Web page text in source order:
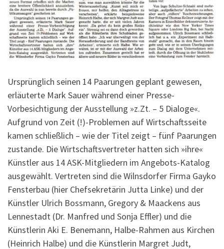
Ursprünglich seinen 14 Paarungen geplant gewesen,
erläuterte Mark Sauer während einer Presse-
Vorbesichtigung der Ausstellung »z.Zt. – 5 Dialoge«.
Aufgrund von Zeit (!)-Problemen auf Wirtschaftsseite
kamen schließlich – wie der Titel zeigt – fünf Paarungen
zustande. Die Wirtschaftsvertreter hatten sich »ihre«
Künstler aus 14 ASK-Mitgliedern im Angebots-Katalog
ausgewählt. Vertreten sind die Wilnsdorfer Firma Gayko
Fensterbau (hier Chefsekretärin Jutta Linke) und der
Künstler Ulrich Bossmann, Gregory & Maackens aus
Lennestadt (Dr. Manfred und Sonja Effler) und die
Künstlerin Aki E. Benemann, Halbe-Rahmen aus Kirchen
(Heinrich Halbe) und die Künstlerin Margret Judt,